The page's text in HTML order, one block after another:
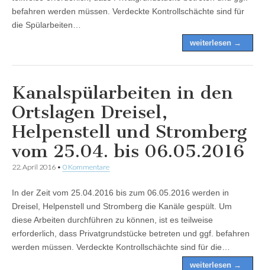
befahren werden müssen. Verdeckte Kontrollschächte sind für
die Spülarbeiten…
weiterlesen →
Kanalspülarbeiten in den
Ortslagen Dreisel,
Helpenstell und Stromberg
vom 25.04. bis 06.05.2016
22. April 2016 • 0 Kommentare
In der Zeit vom 25.04.2016 bis zum 06.05.2016 werden in
Dreisel, Helpenstell und Stromberg die Kanäle gespült. Um
diese Arbeiten durchführen zu können, ist es teilweise
erforderlich, dass Privatgrundstücke betreten und ggf. befahren
werden müssen. Verdeckte Kontrollschächte sind für die…
weiterlesen →